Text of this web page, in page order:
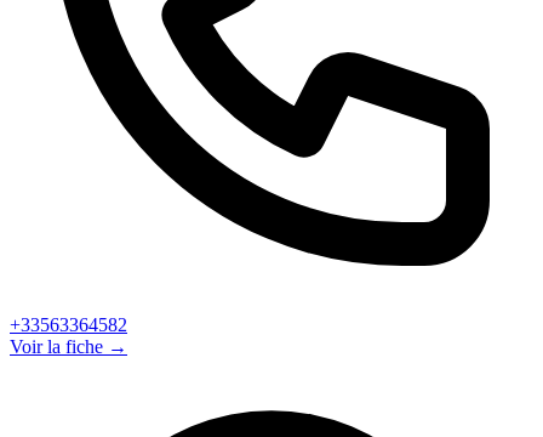
+33563364582
Voir la fiche →